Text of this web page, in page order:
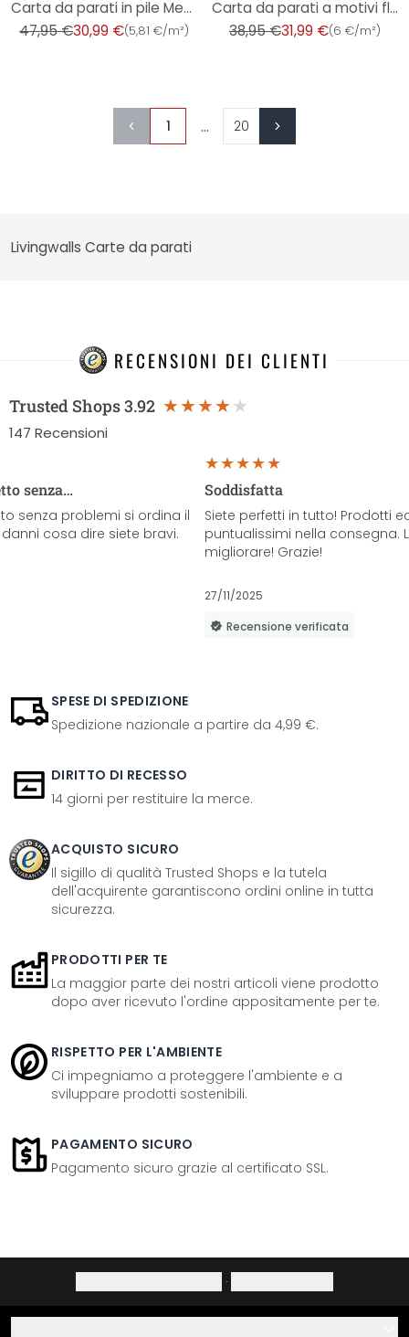
Carta da parati in pile Metropolitan Stories di A.S. Creation
47,95 €30,99 €(5,81 €/m²)
Carta da parati a motivi floreali in beige effetto lino - Carta da parati a disegni floreali delicat
38,95 €31,99 €(6 €/m²)
1 ... 20
Livingwalls Carte da parati
RECENSIONI DEI CLIENTI
Trusted Shops3.92
147 Recensioni
senza…
senza problemi si ordina il
cosa dire siete bravi.
Soddisfatta
Siete perfetti in tutto! Prodotti
puntualissimi nella consegna.
migliorare! Grazie!
27/11/2025
Recensione verificata
SPESE DI SPEDIZIONE
Spedizione nazionale a partire da 4,99 €.
DIRITTO DI RECESSO
14 giorni per restituire la merce.
ACQUISTO SICURO
Il sigillo di qualità Trusted Shops e la tutela
dell'acquirente garantiscono ordini online in tutta
sicurezza.
PRODOTTI PER TE
La maggior parte dei nostri articoli viene prodotto
dopo aver ricevuto l'ordine appositamente per te.
RISPETTO PER L'AMBIENTE
Ci impegniamo a proteggere l'ambiente e a
sviluppare prodotti sostenibili.
PAGAMENTO SICURO
Pagamento sicuro grazie al certificato SSL.
·